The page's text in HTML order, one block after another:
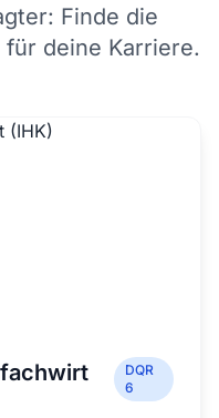
Finde die
deine Karriere.
DQR
6